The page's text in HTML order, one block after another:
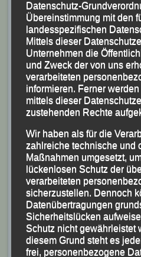
Das restliche LG-Team mit
Michael Kirchberger,
Gerhard Bauer, Christina
Foto. K.S.
Datenschutz-
Übereinstimmung mit den
landesspezifischen
Mittels dieser
Unternehmen die
und Zweck der von uns
verarbeiteten
informieren. Ferner
mittels dieser
zustehenden Rechte
Wir haben als für die
zahlreiche technische und
Maßnahmen umgesetzt,
lückenlosen Schutz der
verarbeiteten
sicherzustellen. Dennoch
Datenübertragungen
Sicherheitslücken
Schutz nicht gewährleistet
diesem Grund steht es
frei, personenbezogene